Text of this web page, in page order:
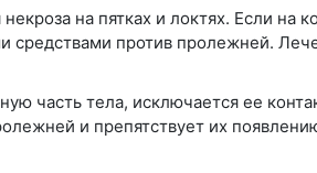
на пятках и локтях. Если на
средствами против пролежней.
часть тела, исключается ее
и препятствует их